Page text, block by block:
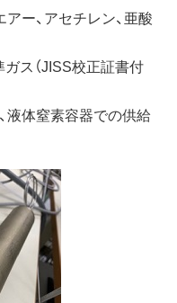
アー、アセチレン、亜酸
ス（JISS校正証書付
液体窒素容器での供給